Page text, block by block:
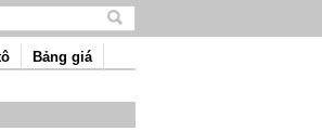
Tìm
nội
Bảng giá